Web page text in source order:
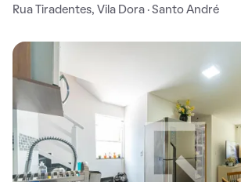
Rua Tiradentes, Vila Dora · Santo André